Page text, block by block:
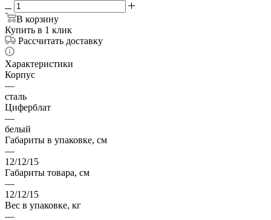
В корзину
Купить в 1 клик
Рассчитать доставку
Характеристики
Корпус
—
сталь
Циферблат
—
белый
Габариты в упаковке, см
—
12/12/15
Габариты товара, см
—
12/12/15
Вес в упаковке, кг
—